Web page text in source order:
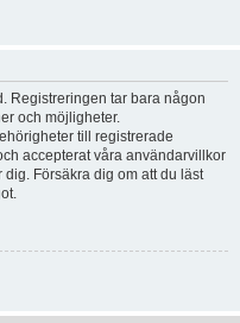
Registreringen tar bara någon
och möjligheter.
till registrerade
accepterat våra användarvillkor
Försäkra dig om att du läst